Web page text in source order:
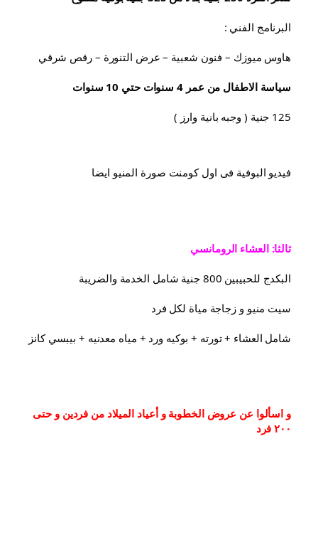
البرنامج الفني :
هاوس ميوزك – فنون شعبية – عرض التنورة – رقص شرقي
سياسة الاطفال من عمر 4 سنوات حتي 10 سنوات
125 جنية ( وجبه بانية وارز )
فيديو البوفية فى اول كومنت صورة المنيو ايضا
ثالثا: العشاء الرومانسي
البكدج للحبيبين 800 جنية شامل الخدمة والضريبة
سيت منيو و زجاجة مياة لكل فرد
شامل العشاء⁦⁩ + تورته + بوكيه ورد + مياه معدنيه + بيبسي كانز
٢٠٠ فرد